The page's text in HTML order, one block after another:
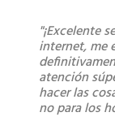
"¡Excelente
internet, me
atención
hacer las
no para los